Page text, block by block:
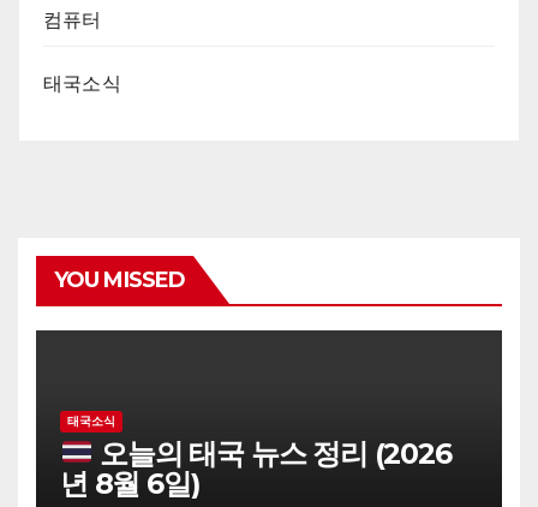
컴퓨터
태국소식
YOU MISSED
태국소식
오늘의 태국 뉴스 정리 (2026
년 8월 6일)